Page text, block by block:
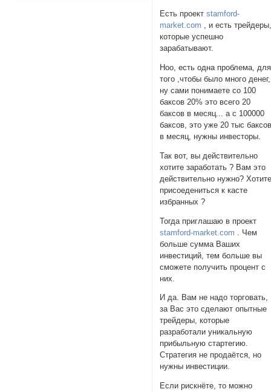
Есть проектstamford-
market.com , и есть
которые успешно
зарабатывают.
Ноо, есть одна проблема, для
того ,чтобы было много денег,
ну сами понимаете со 100
баксов 20% это всего 20
баксов в месяц... а с 100000
баксов, это уже 20 тыс
в месяц, нужны инвесторы.
Так вот, вы действительно
хотите заработать ? Вам это
действительно нужно?
присоедениться к касте
избранных ?
Тогда приглашаю в проект
stamford-market.com . Чем
больше сумма Ваших
инвестиций, тем больше вы
сможете получить процент с
них.
И да. Вам не надо торговать,
за Вас это сделают опытные
трейдеры, которые
разработали уникальную
прибыльную стартегию.
Стратегия не продаётся, но
нужны инвестиции.
Если рискнёте, то можно